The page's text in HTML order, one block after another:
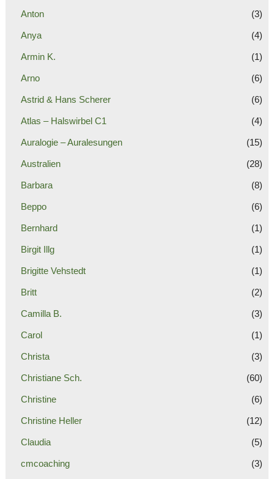
Anton (3)
Anya (4)
Armin K. (1)
Arno (6)
Astrid & Hans Scherer (6)
Atlas – Halswirbel C1 (4)
Auralogie – Auralesungen (15)
Australien (28)
Barbara (8)
Beppo (6)
Bernhard (1)
Birgit Illg (1)
Brigitte Vehstedt (1)
Britt (2)
Camilla B. (3)
Carol (1)
Christa (3)
Christiane Sch. (60)
Christine (6)
Christine Heller (12)
Claudia (5)
cmcoaching (3)